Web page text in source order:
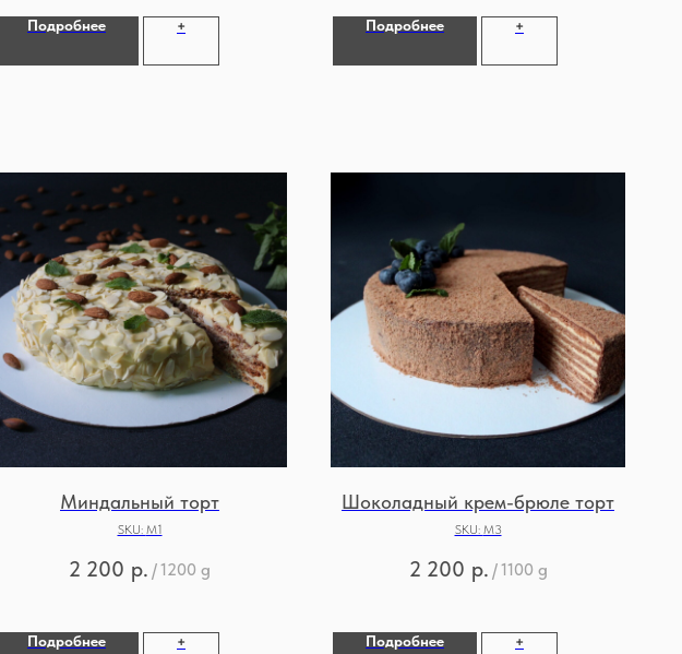
Подробнее + Подробнее +
Миндальный торт
SKU: М1
2 200 р. /1200 g
Подробнее +
Шоколадный крем-брюле торт
SKU: М3
2 200 р. /1100 g
Подробнее +